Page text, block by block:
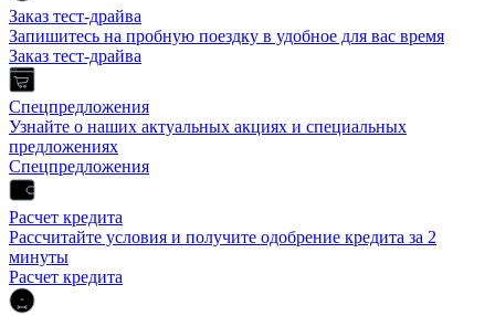
Заказ тест-драйва
Запишитесь на пробную поездку в удобное для вас время
Заказ тест-драйва
Спецпредложения
Узнайте о наших актуальных акциях и специальных
предложениях
Спецпредложения
Расчет кредита
Рассчитайте условия и получите одобрение кредита за 2
минуты
Расчет кредита